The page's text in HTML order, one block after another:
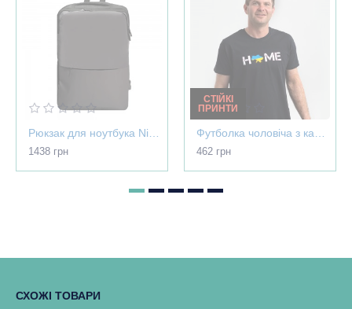
1438 грн
СТІЙКІ
ПРИНТИ
462 грн
СХОЖІ ТОВАРИ